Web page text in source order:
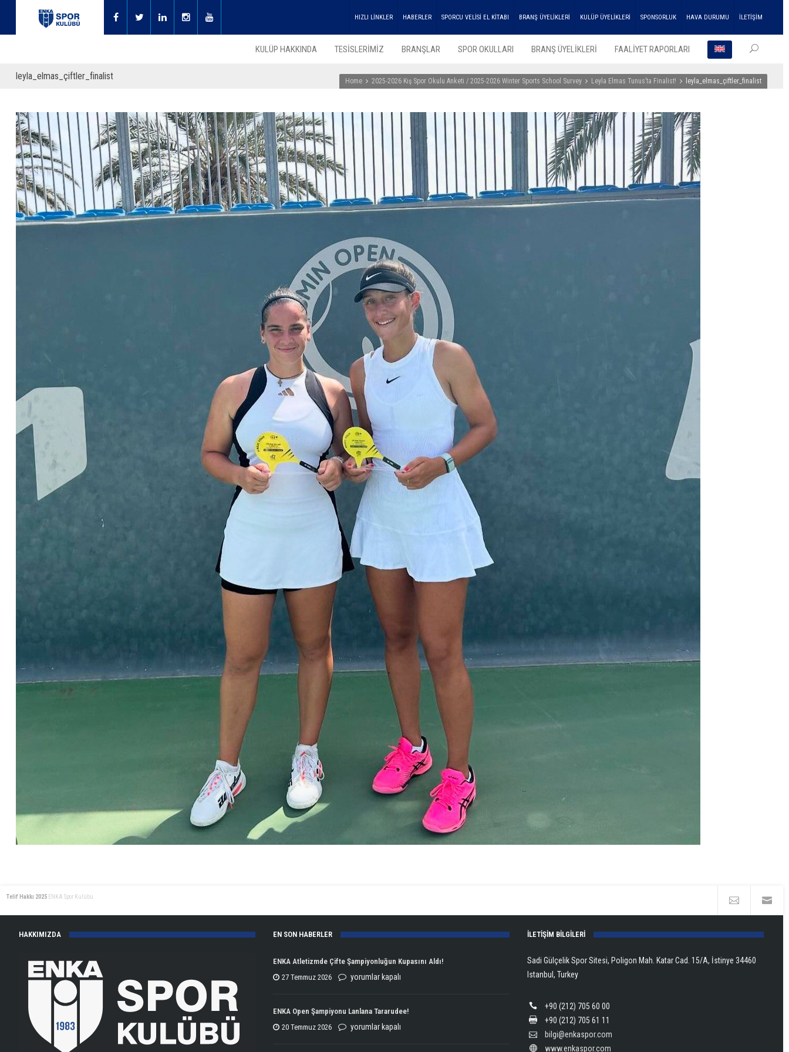
HIZLI LİNKLER HABERLER SPORCU VELİSİ EL KİTABI BRANŞ ÜYELİKLERİ KULÜP ÜYELİKLERİ SPONSORLUK HAVA DURUMU İLETİŞİM
KULÜP HAKKINDA TESİSLERİMİZ BRANŞLAR SPOR OKULLARI BRANŞ ÜYELİKLERİ FAALİYET RAPORLARI
leyla_elmas_çiftler_finalist Home 2025-2026 Kış Spor Okulu Anketi / 2025-2026 Winter Sports School Survey Leyla Elmas Tunus’ta Finalist! leyla_elmas_çiftler_finalist
Telif Hakkı 2025 ENKA Spor Kulübü
HAKKIMIZDA EN SON HABERLER
ENKA Atletizmde Çifte Şampiyonluğun Kupasını Aldı!
27 Temmuz 2026
ENKA
Çifte
Şampiyonluğun
yorumlar kapalı
ENKA Open Şampiyonu Lanlana Tararudee!
20 Temmuz 2026
ENKA
yorumlar kapalı
İLETİŞİM BİLGİLERİ
Sadi Gülçelik Spor Sitesi, Poligon Mah. Katar Cad. 15/A, İstinye 34460
Istanbul, Turkey
+90 (212) 705 60 00
+90 (212) 705 61 11
bilgi@enkaspor.com
www.enkaspor.com